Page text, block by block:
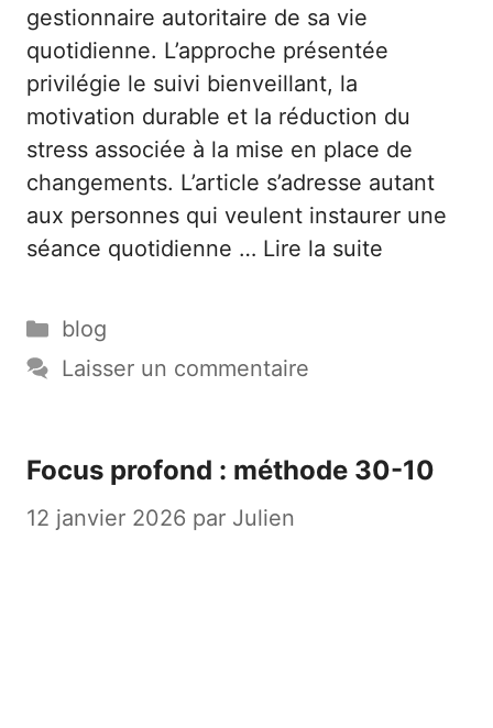
gestionnaire autoritaire de sa vie
quotidienne. L’approche présentée
privilégie le suivi bienveillant, la
motivation durable et la réduction du
stress associée à la mise en place de
changements. L’article s’adresse autant
aux personnes qui veulent instaurer une
séance quotidienne … Lire la suite
Catégories
blog
Laisser un commentaire
Focus profond : méthode 30-10
12 janvier 2026 par Julien